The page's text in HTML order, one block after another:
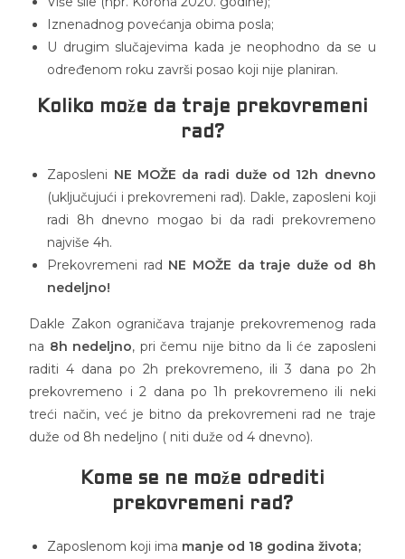
Iznenadnog povećanja obima posla;
U drugim slučajevima kada je neophodno da se u
određenom roku završi posao koji nije planiran.
Koliko može da traje prekovremeni
rad?
Zaposleni NE MOŽE da radi duže od 12h dnevno
(uključujući i prekovremeni rad). Dakle, zaposleni koji
radi 8h dnevno mogao bi da radi prekovremeno
najviše 4h.
Prekovremeni rad NE MOŽE da traje duže od 8h
nedeljno!
Dakle Zakon ograničava trajanje prekovremenog rada
na 8h nedeljno, pri čemu nije bitno da li će zaposleni
raditi 4 dana po 2h prekovremeno, ili 3 dana po 2h
prekovremeno i 2 dana po 1h prekovremeno ili neki
treći način, već je bitno da prekovremeni rad ne traje
duže od 8h nedeljno ( niti duže od 4 dnevno).
Kome se ne može odrediti
prekovremeni rad?
Zaposlenom koji ima manje od 18 godina života;